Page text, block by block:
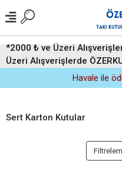
*2000 ₺ ve Üzeri
Üzeri Alışverişlerde
indirim (Üyelere Özel)
Havale ile
Sert Karton Kutular